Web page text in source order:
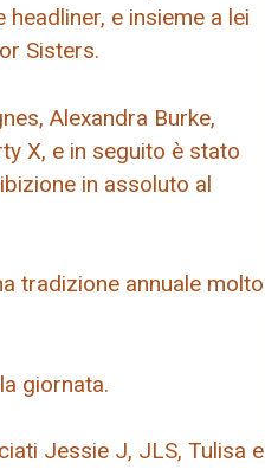
e insieme a lei
Sisters.
Alexandra Burke,
X, e in seguito è stato
in assoluto al
tradizione annuale molto
giornata.
Jessie J, JLS, Tulisa e